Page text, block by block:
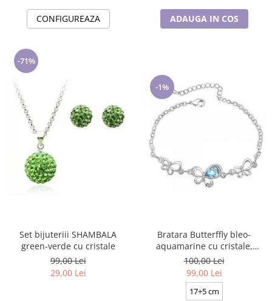
CONFIGUREAZA ADAUGA IN COS
-71%
Set bijuteriii SHAMBALA
green-verde cu cristale
99,00 Lei
29,00 Lei
-1%
Bratara Butterffly bleo-
aquamarine cu cristale,
placata cu aur 18K
100,00 Lei
99,00 Lei
17+5 cm